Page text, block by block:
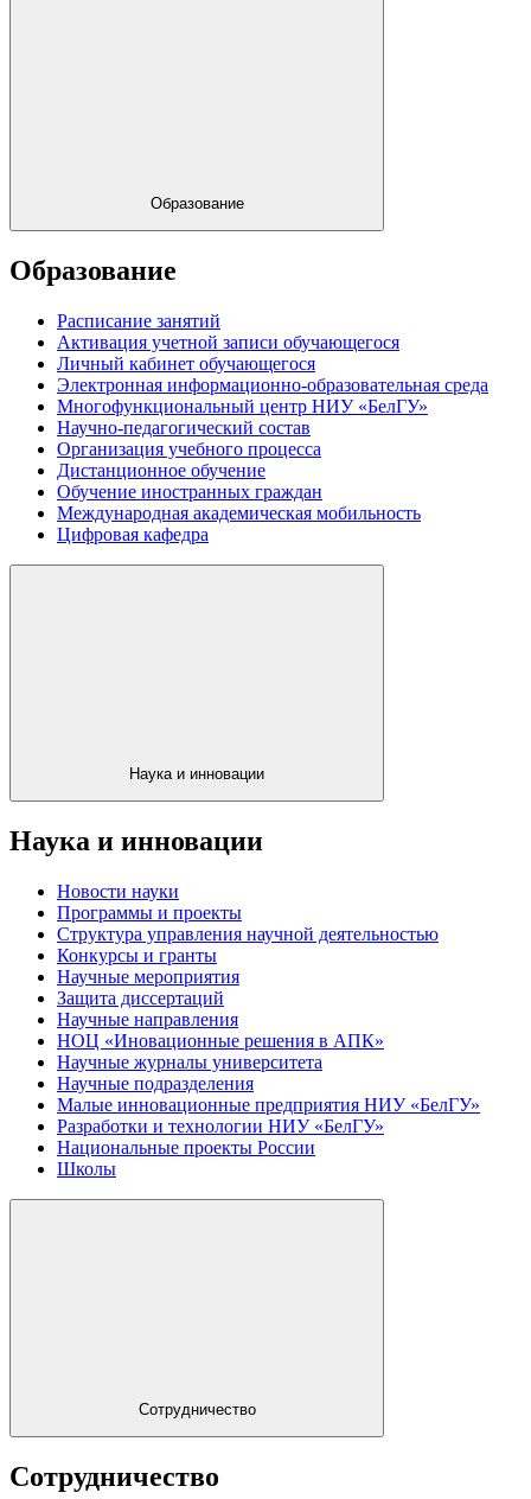
Образование
Образование
Расписание занятий
Активация учетной записи обучающегося
Личный кабинет обучающегося
Электронная информационно-образовательная среда
Многофункциональный центр НИУ «БелГУ»
Научно-педагогический состав
Организация учебного процесса
Дистанционное обучение
Обучение иностранных граждан
Международная академическая мобильность
Цифровая кафедра
Наука и инновации
Наука и инновации
Новости науки
Программы и проекты
Структура управления научной деятельностью
Конкурсы и гранты
Научные мероприятия
Защита диссертаций
Научные направления
НОЦ «Иновационные решения в АПК»
Научные журналы университета
Научные подразделения
Малые инновационные предприятия НИУ «БелГУ»
Разработки и технологии НИУ «БелГУ»
Национальные проекты России
Школы
Сотрудничество
Сотрудничество